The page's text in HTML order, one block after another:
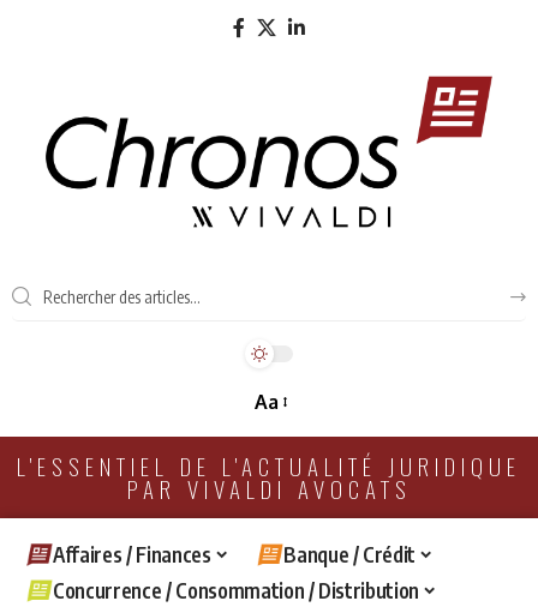
Aa
L'ESSENTIEL DE L'ACTUALITÉ JURIDIQUE
PAR VIVALDI AVOCATS
Affaires / Finances
Banque / Crédit
Concurrence / Consommation / Distribution